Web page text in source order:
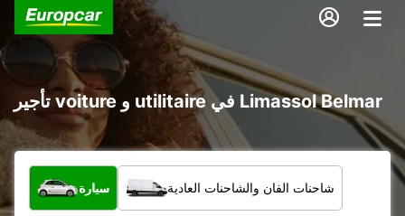
تأجير voiture و utilitaire في Limassol Belmar
ما نوع المركبة؟
سيارة شاحنات الفان والشاحنات العادية